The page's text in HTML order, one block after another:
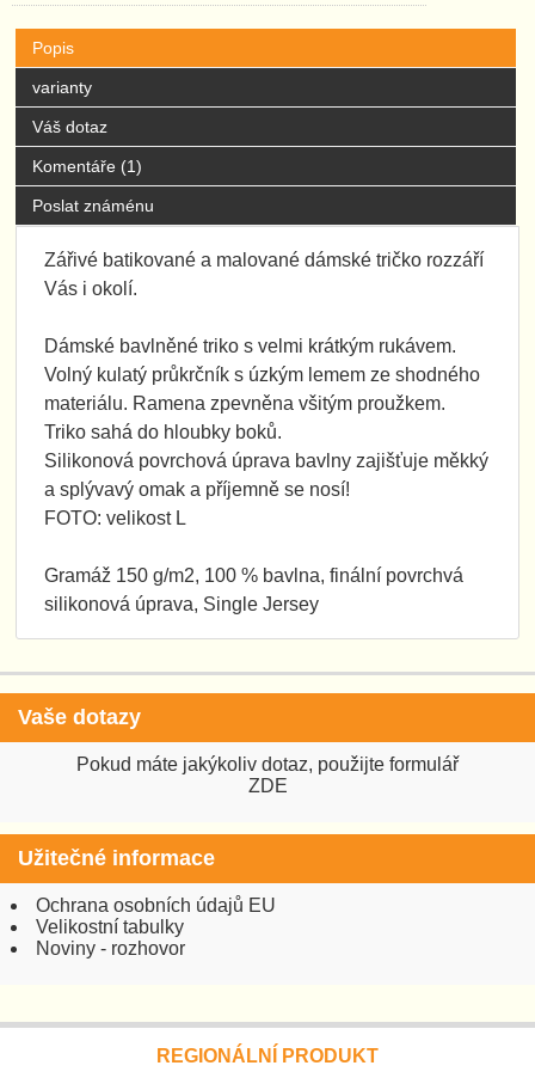
Popis
varianty
Váš dotaz
Komentáře (1)
Poslat známénu
Zářivé batikované a malované dámské tričko rozzáří
Vás i okolí.
Dámské bavlněné triko s velmi krátkým rukávem.
Volný kulatý průkrčník s úzkým lemem ze shodného
materiálu. Ramena zpevněna všitým proužkem.
Triko sahá do hloubky boků.
Silikonová povrchová úprava bavlny zajišťuje měkký
a splývavý omak a příjemně se nosí!
FOTO: velikost L
Gramáž 150 g/m2, 100 % bavlna, finální povrchvá
silikonová úprava, Single Jersey
Vaše dotazy
Pokud máte jakýkoliv dotaz, použijte formulář
ZDE
Užitečné informace
Ochrana osobních údajů EU
Velikostní tabulky
Noviny - rozhovor
REGIONÁLNÍ PRODUKT